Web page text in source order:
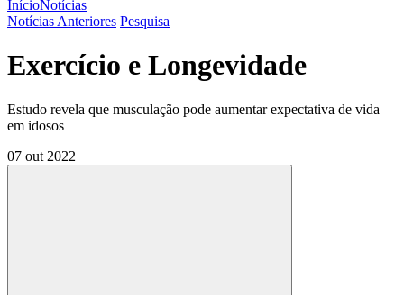
InícioNotícias
Notícias Anteriores Pesquisa
Exercício e Longevidade
Estudo revela que musculação pode aumentar expectativa de vida
em idosos
07 out 2022